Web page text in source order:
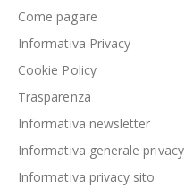
Come pagare
Informativa Privacy
Cookie Policy
Trasparenza
Informativa newsletter
Informativa generale privacy
Informativa privacy sito